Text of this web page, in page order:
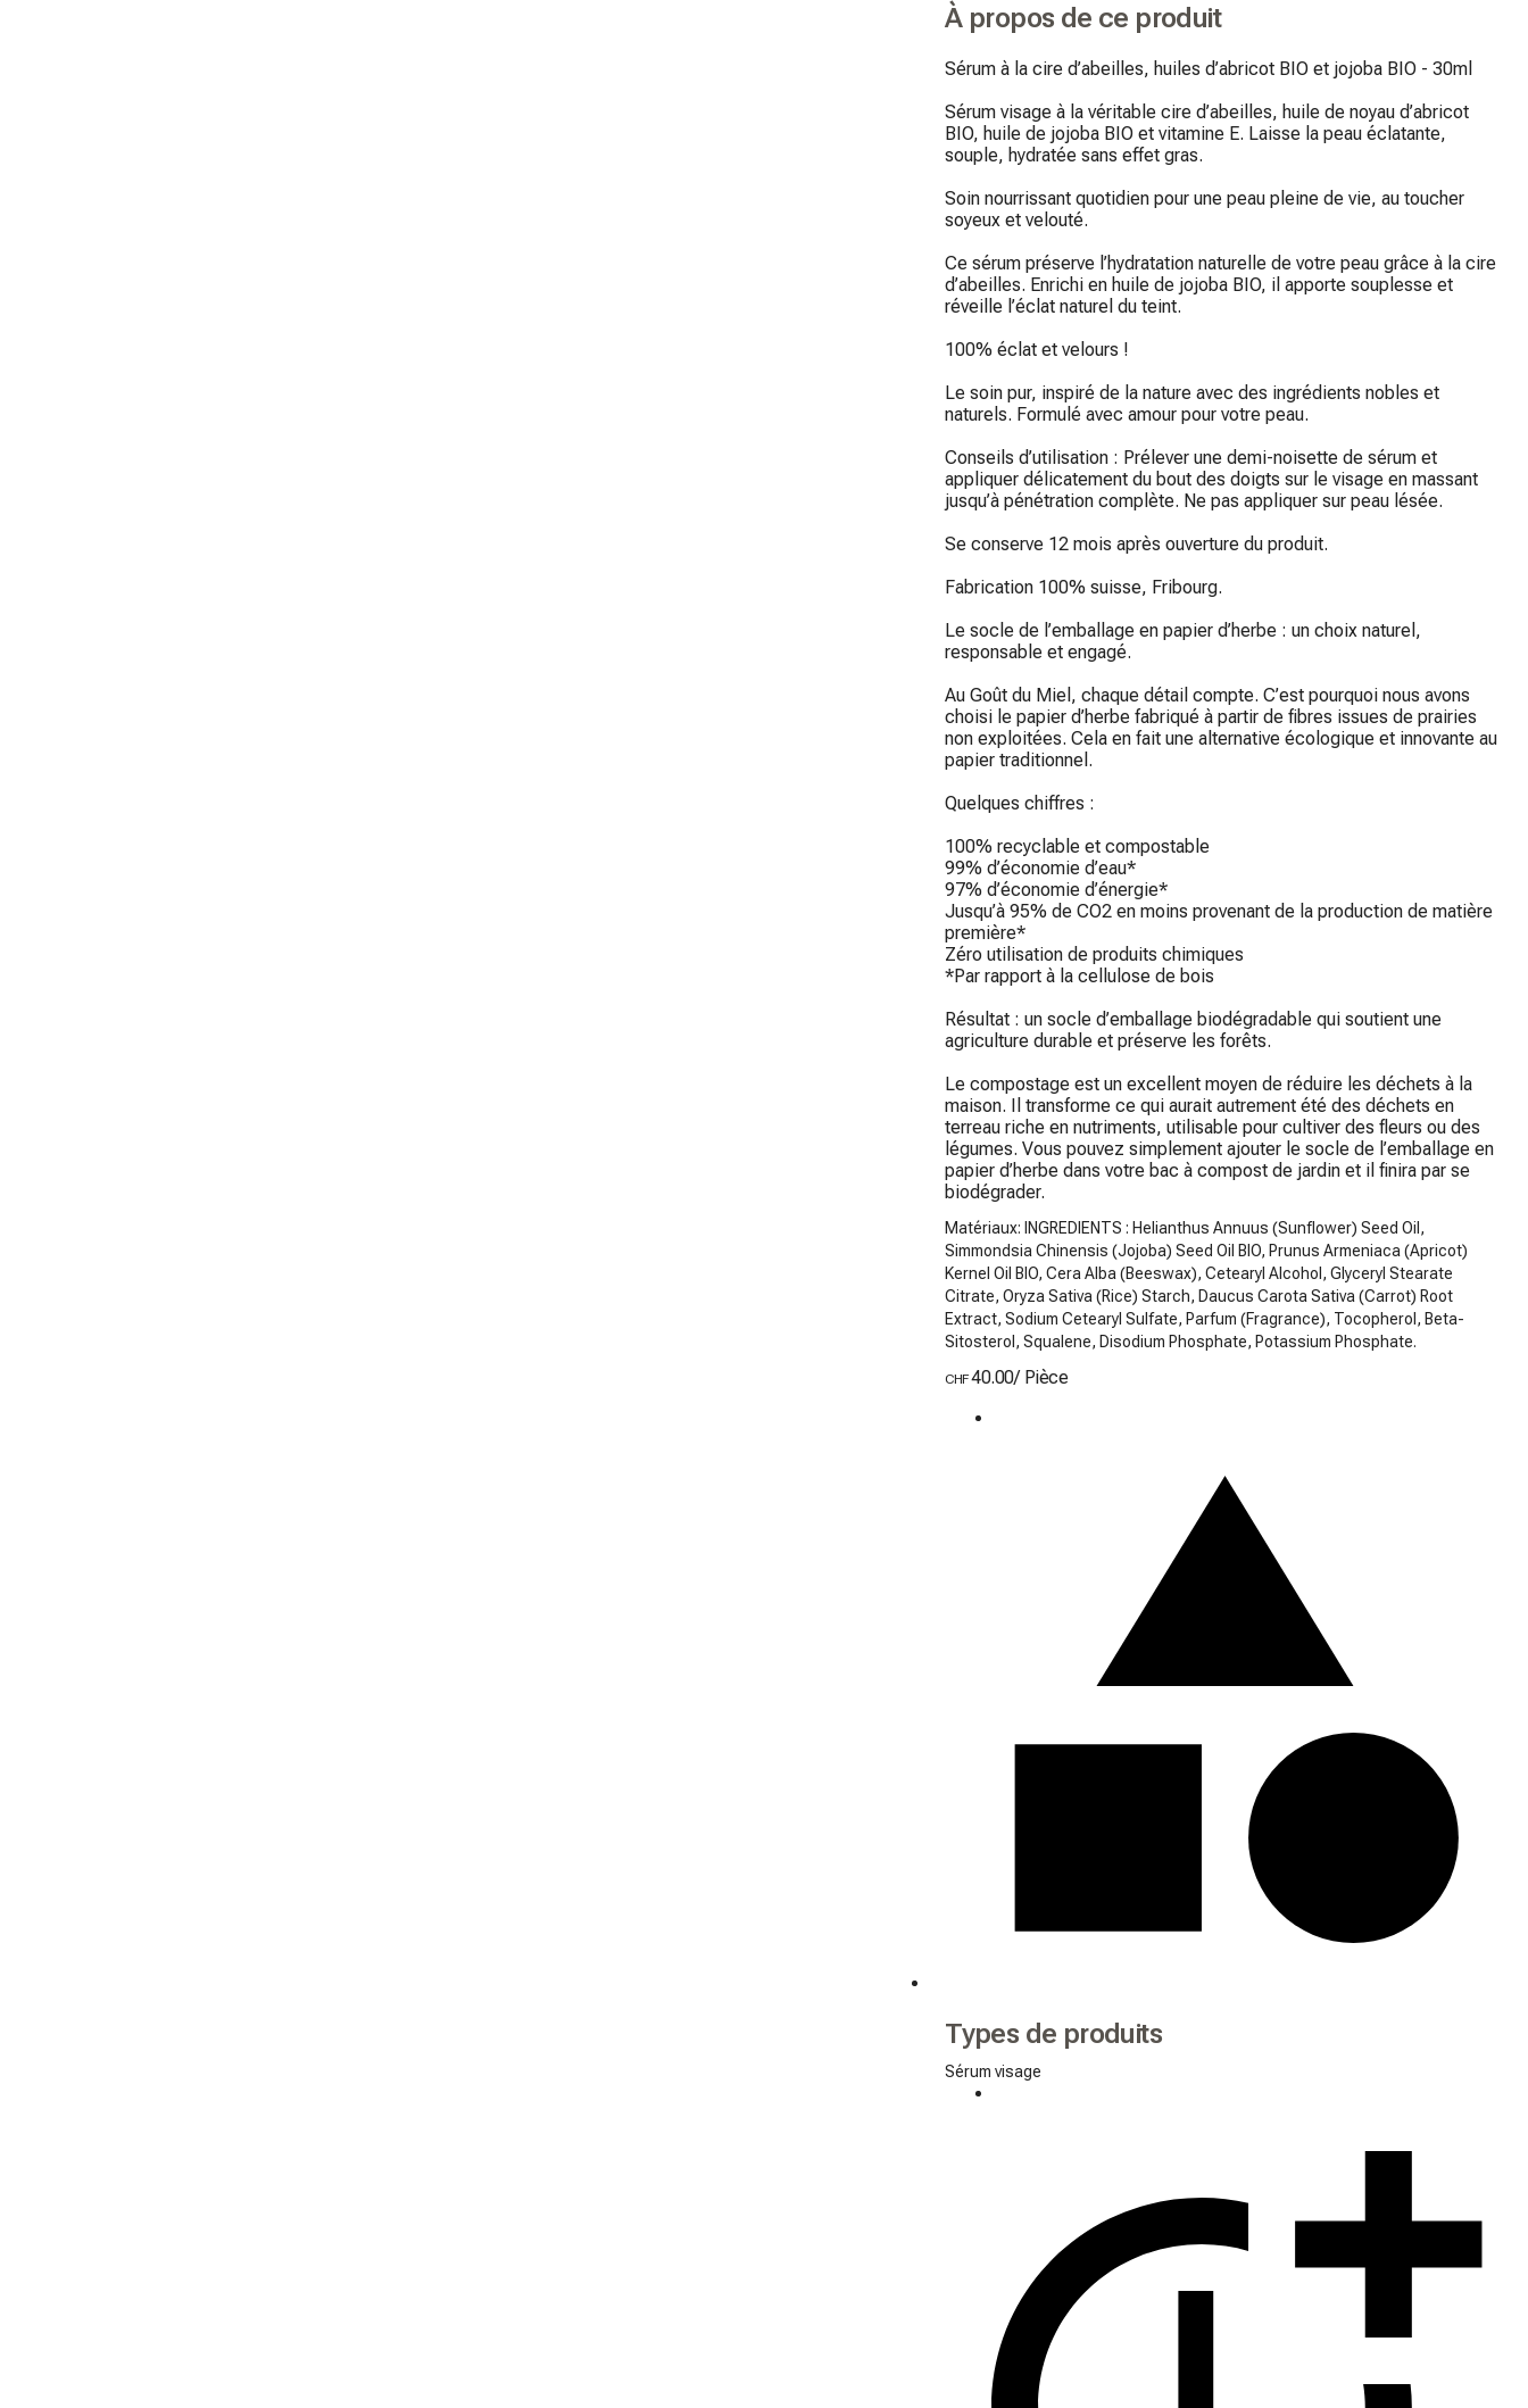
À propos de ce produit
Sérum à la cire d’abeilles, huiles d’abricot BIO et jojoba BIO - 30ml
Sérum visage à la véritable cire d’abeilles, huile de noyau d’abricot
BIO, huile de jojoba BIO et vitamine E. Laisse la peau éclatante,
souple, hydratée sans effet gras.
Soin nourrissant quotidien pour une peau pleine de vie, au toucher
soyeux et velouté.
Ce sérum préserve l’hydratation naturelle de votre peau grâce à la cire
d’abeilles. Enrichi en huile de jojoba BIO, il apporte souplesse et
réveille l’éclat naturel du teint.
100% éclat et velours !
Le soin pur, inspiré de la nature avec des ingrédients nobles et
naturels. Formulé avec amour pour votre peau.
Conseils d’utilisation : Prélever une demi-noisette de sérum et
appliquer délicatement du bout des doigts sur le visage en massant
jusqu’à pénétration complète. Ne pas appliquer sur peau lésée.
Se conserve 12 mois après ouverture du produit.
Fabrication 100% suisse, Fribourg.
Le socle de l’emballage en papier d’herbe : un choix naturel,
responsable et engagé.
Au Goût du Miel, chaque détail compte. C’est pourquoi nous avons
choisi le papier d’herbe fabriqué à partir de fibres issues de prairies
non exploitées. Cela en fait une alternative écologique et innovante au
papier traditionnel.
Quelques chiffres :
100% recyclable et compostable
99% d’économie d’eau*
97% d’économie d’énergie*
Jusqu’à 95% de CO2 en moins provenant de la production de matière
première*
Zéro utilisation de produits chimiques
*Par rapport à la cellulose de bois
Résultat : un socle d’emballage biodégradable qui soutient une
agriculture durable et préserve les forêts.
Le compostage est un excellent moyen de réduire les déchets à la
maison. Il transforme ce qui aurait autrement été des déchets en
terreau riche en nutriments, utilisable pour cultiver des fleurs ou des
légumes. Vous pouvez simplement ajouter le socle de l’emballage en
papier d’herbe dans votre bac à compost de jardin et il finira par se
biodégrader.
Matériaux: INGREDIENTS : Helianthus Annuus (Sunflower) Seed Oil,
Simmondsia Chinensis (Jojoba) Seed Oil BIO, Prunus Armeniaca (Apricot)
Kernel Oil BIO, Cera Alba (Beeswax), Cetearyl Alcohol, Glyceryl Stearate
Citrate, Oryza Sativa (Rice) Starch, Daucus Carota Sativa (Carrot) Root
Extract, Sodium Cetearyl Sulfate, Parfum (Fragrance), Tocopherol, Beta-
Sitosterol, Squalene, Disodium Phosphate, Potassium Phosphate.
CHF40.00/ Pièce
Types de produits
Sérum visage